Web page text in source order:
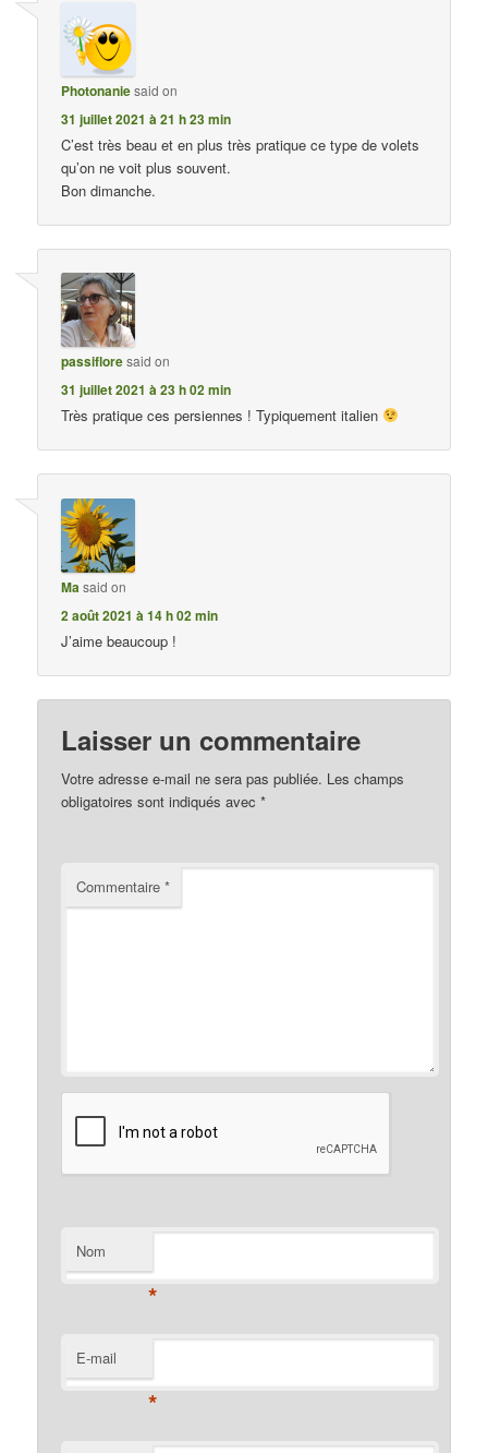
Photonaniesaid on
31 juillet 2021 à 21 h 23 min
C’est très beau et en plus très pratique ce type de volets
qu’on ne voit plus souvent.
Bon dimanche.
passifloresaid on
31 juillet 2021 à 23 h 02 min
Très pratique ces persiennes ! Typiquement italien
Ma said on
2 août 2021 à 14 h 02 min
J’aime beaucoup !
Laisser un commentaire
Votre adresse e-mail ne sera pas publiée. Les champs
obligatoires sont indiqués avec*
Commentaire*
Nom
*
E-mail
*